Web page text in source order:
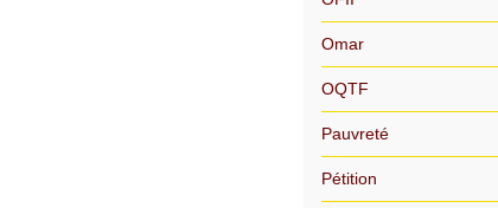
Omar
OQTF
Pauvreté
Pétition